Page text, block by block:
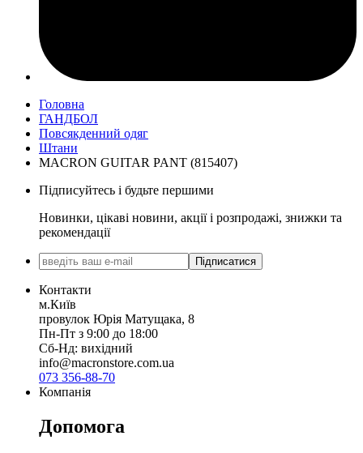
Головна
ГАНДБОЛ
Повсякденний одяг
Штани
MACRON GUITAR PANT (815407)
Підписуйтесь і будьте першими
Новинки, цікаві новини, акції і розпродажі, знижки та
рекомендації
Підписатися
Контакти
м.Київ
провулок Юрія Матущака, 8
Пн-Пт з 9:00 до 18:00
Сб-Нд: вихідний
info@macronstore.com.ua
073 356-88-70
Компанія
Допомога